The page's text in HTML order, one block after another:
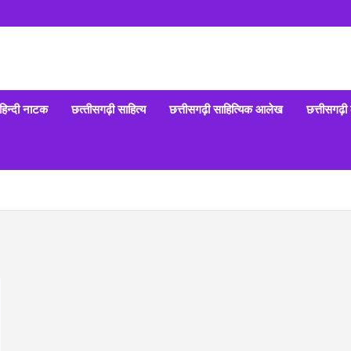
हिन्‍दी नाटक छत्‍तीसगढ़ी साहित्‍य छत्तीसगढ़ी साहित्यिक आलेख